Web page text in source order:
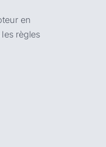
en
règles